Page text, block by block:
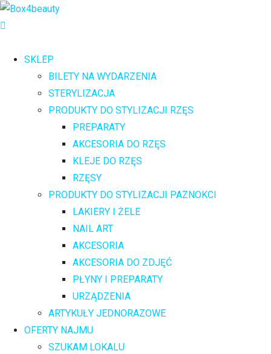
SKLEP
BILETY NA WYDARZENIA
STERYLIZACJA
PRODUKTY DO STYLIZACJI RZĘS
PREPARATY
AKCESORIA DO RZĘS
KLEJE DO RZĘS
RZĘSY
PRODUKTY DO STYLIZACJI PAZNOKCI
LAKIERY I ŻELE
NAIL ART
AKCESORIA
AKCESORIA DO ZDJĘĆ
PŁYNY I PREPARATY
URZĄDZENIA
ARTYKUŁY JEDNORAZOWE
OFERTY NAJMU
SZUKAM LOKALU